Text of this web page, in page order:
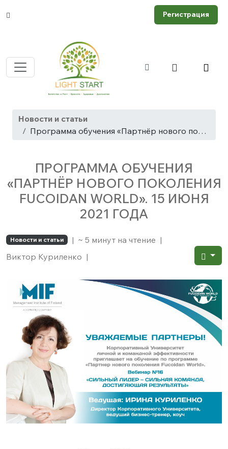
Регистрация
Новости и статьи
Программа обучения «Партнёр нового поколения Fucoidan World». 15 июня 2021 года
ПРОГРАММА ОБУЧЕНИЯ
«ПАРТНЁР НОВОГО ПОКОЛЕНИЯ
FUCOIDAN WORLD». 15 ИЮНЯ
2021 ГОДА
Новости и статьи | ~ 5 минут на чтение |
Виктор Куриленко |